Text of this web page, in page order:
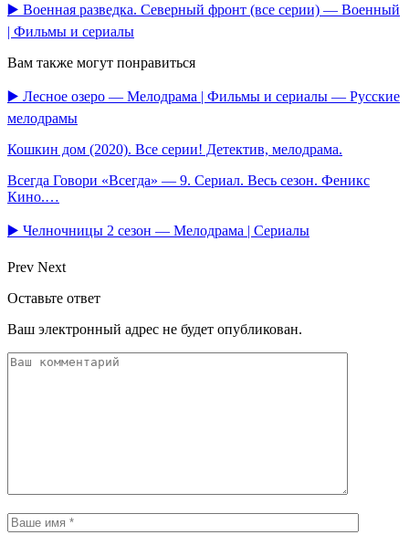
▶️ Военная разведка. Северный фронт (все серии) — Военный
| Фильмы и сериалы
Вам также могут понравиться
▶️ Лесное озеро — Мелодрама | Фильмы и сериалы — Русские
мелодрамы
Кошкин дом (2020). Все серии! Детектив, мелодрама.
Всегда Говори «Всегда» — 9. Сериал. Весь сезон. Феникс
Кино.…
▶️ Челночницы 2 сезон — Мелодрама | Сериалы
Prev Next
Оставьте ответ
Ваш электронный адрес не будет опубликован.